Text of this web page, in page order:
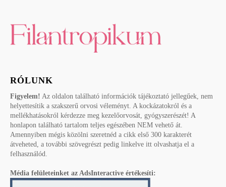
RÓLUNK
Figyelem! Az oldalon található információk tájékoztató jellegűek, nem
helyettesítik a szakszerű orvosi véleményt. A kockázatokról és a
mellékhatásokról kérdezze meg kezelőorvosát, gyógyszerészét! A
honlapon található tartalom teljes egészében NEM vehető át.
Amennyiben mégis közölni szeretnéd a cikk első 300 karakterét
átveheted, a további szövegrészt pedig linkelve itt olvashatja el a
felhasználód.
Média felületeinket az AdsInteractive értékesíti: